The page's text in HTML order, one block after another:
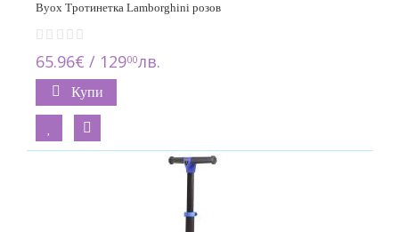
Byox Тротинетка Lamborghini розов
65.96€ / 12900лв.
Купи